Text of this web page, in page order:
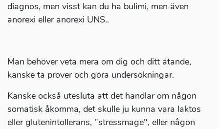
diagnos, men visst kan du ha bulimi, men även
anorexi eller anorexi UNS..
Man behöver veta mera om dig och ditt ätande,
kanske ta prover och göra undersökningar.
Kanske också utesluta att det handlar om någon
somatisk åkomma, det skulle ju kunna vara laktos
eller glutenintollerans, "stressmage", eller någon